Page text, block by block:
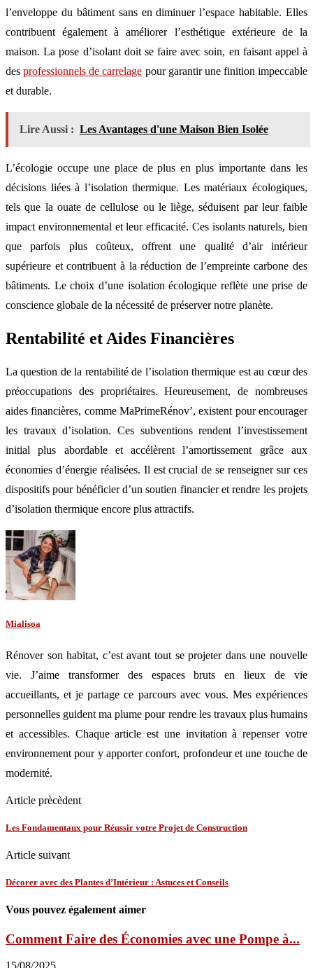
l’enveloppe du bâtiment sans en diminuer l’espace habitable. Elles
contribuent également à améliorer l’esthétique extérieure de la
maison. La pose d’isolant doit se faire avec soin, en faisant appel à
desprofessionnels de carrelage pour garantir une finition impeccable
et durable.
Lire Aussi : Les Avantages d'une Maison Bien Isolée
L’écologie occupe une place de plus en plus importante dans les
décisions liées à l’isolation thermique. Les matériaux écologiques,
tels que la ouate de cellulose ou le liège, séduisent par leur faible
impact environnemental et leur efficacité. Ces isolants naturels, bien
que parfois plus coûteux, offrent une qualité d’air intérieur
supérieure et contribuent à la réduction de l’empreinte carbone des
bâtiments. Le choix d’une isolation écologique reflète une prise de
conscience globale de la nécessité de préserver notre planète.
Rentabilité et Aides Financières
La question de la rentabilité de l’isolation thermique est au cœur des
préoccupations des propriétaires. Heureusement, de nombreuses
aides financières, comme MaPrimeRénov’, existent pour encourager
les travaux d’isolation. Ces subventions rendent l’investissement
initial plus abordable et accélèrent l’amortissement grâce aux
économies d’énergie réalisées. Il est crucial de se renseigner sur ces
dispositifs pour bénéficier d’un soutien financier et rendre les projets
d’isolation thermique encore plus attractifs.
Mialisoa
Rénover son habitat, c’est avant tout se projeter dans une nouvelle
vie. J’aime transformer des espaces bruts en lieux de vie
accueillants, et je partage ce parcours avec vous. Mes expériences
personnelles guident ma plume pour rendre les travaux plus humains
et accessibles. Chaque article est une invitation à repenser votre
environnement pour y apporter confort, profondeur et une touche de
modernité.
Article prècèdent
Les Fondamentaux pour Réussir votre Projet de Construction
Article suivant
Décorer avec des Plantes d’Intérieur : Astuces et Conseils
Vous pouvez également aimer
Comment Faire des Économies avec une Pompe à...